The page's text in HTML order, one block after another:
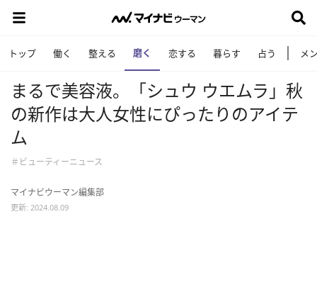
トップ 働く 整える 磨く 恋する 暮らす 占う メ
まるで美容液。「シュウ ウエムラ」秋
の新作は大人女性にぴったりのアイテ
ム
＃ビューティーニュース
マイナビウーマン編集部
更新: 2024.08.09